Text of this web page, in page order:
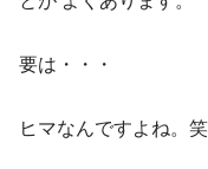
要は・・・
ヒマなんですよね。笑